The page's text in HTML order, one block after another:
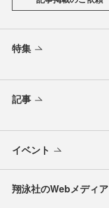
特集
記事
イベント
翔泳社のWebメディア